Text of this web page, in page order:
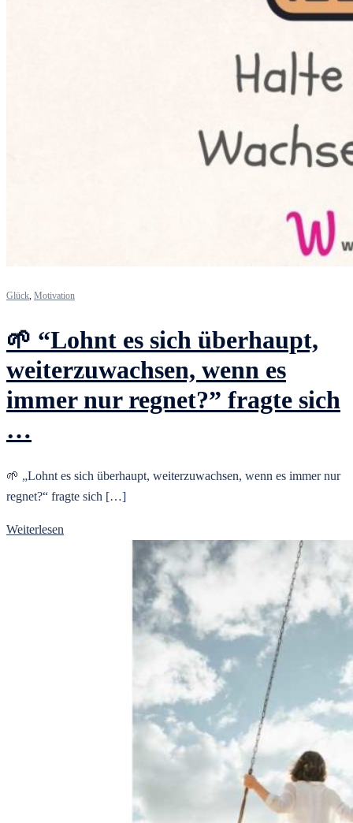
Glück, Motivation
🌱 “Lohnt es sich überhaupt,
weiterzuwachsen, wenn es
immer nur regnet?” fragte sich
…
🌱 „Lohnt es sich überhaupt, weiterzuwachsen, wenn es immer nur
regnet?“ fragte sich […]
Weiterlesen